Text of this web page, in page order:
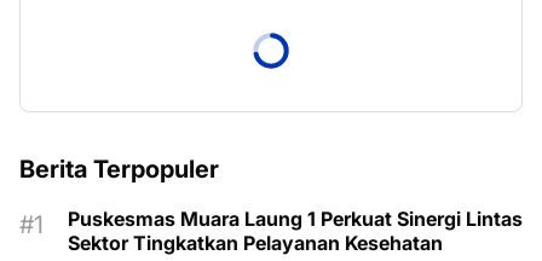
Berita Terpopuler
Puskesmas Muara Laung 1 Perkuat Sinergi Lintas
Sektor Tingkatkan Pelayanan Kesehatan